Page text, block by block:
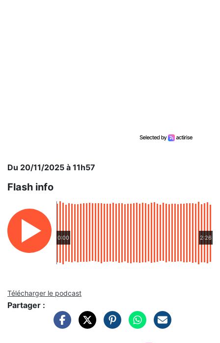
Du 20/11/2025 à 11h57
Flash info
0:00 2:26
Télécharger le podcast
Partager :